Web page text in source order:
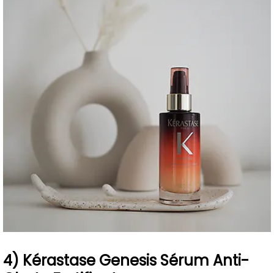
4) Kérastase Genesis Sérum Anti-